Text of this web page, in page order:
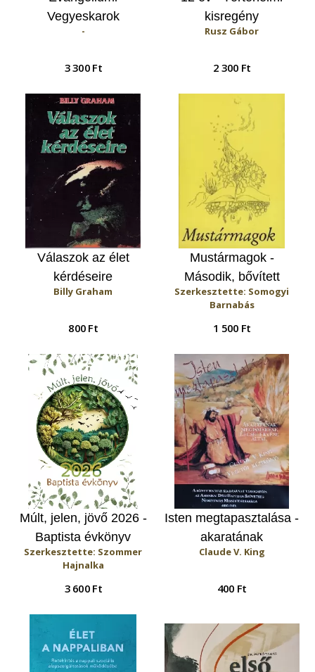
Vegyeskarok
-
3 300 Ft
kisregény
Rusz Gábor
2 300 Ft
Válaszok az élet
kérdéseire
Billy Graham
800 Ft
Mustármagok -
Második, bővített
kiadás
Szerkesztette: Somogyi
Barnabás
1 500 Ft
Múlt, jelen, jövő 2026 -
Baptista évkönyv
Szerkesztette: Szommer
Hajnalka
3 600 Ft
Isten megtapasztalása -
akaratának
megismerése és
(Vezetői kézikönyv)
Claude V. King
400 Ft